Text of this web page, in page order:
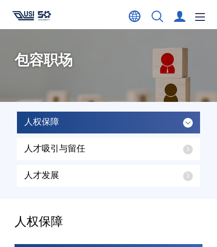
包容职场
人权保障
人才吸引与留任
人才发展
人权保障